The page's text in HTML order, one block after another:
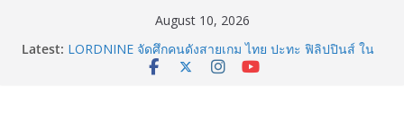
August 10, 2026
Latest: LORDNINE จัดศึกคนดังสายเกม ไทย ปะทะ ฟิลิปปินส์ ใน
“Rise of the Tenth Lord” เปิดสงครามกิลด์ข้ามประเทศ